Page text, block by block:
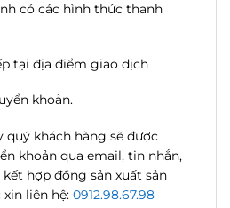
có các hình thức thanh
tại địa điểm giao dịch
khoản.
khách hàng sẽ được
khoản qua email, tin nhắn,
hợp đồng sản xuất sản
liên hệ: 0912.98.67.98